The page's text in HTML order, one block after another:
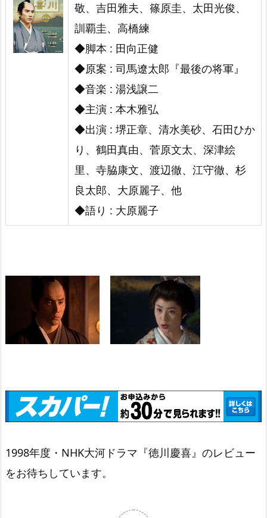
敬、吉田雅夫、篠原圭、太田光俊、
訓覇圭、高橋練
◆脚本 : 田向正健
◆原案 : 司馬遼太郎『最後の将軍』
◆音楽 : 湯浅譲二
◆主演 : 本木雅弘
◆出演 : 堺正章、清水美砂、石田ひか
り、鶴田真由、菅原文太、深津絵
里、寺脇康文、渡辺徹、江守徹、杉
良太郎、大原麗子、他
◆語り : 大原麗子
1998年度・NHK大河ドラマ『徳川慶喜』のレビュー
をお待ちしています。